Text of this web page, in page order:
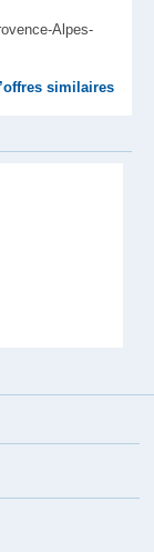
Alpes-
similaires